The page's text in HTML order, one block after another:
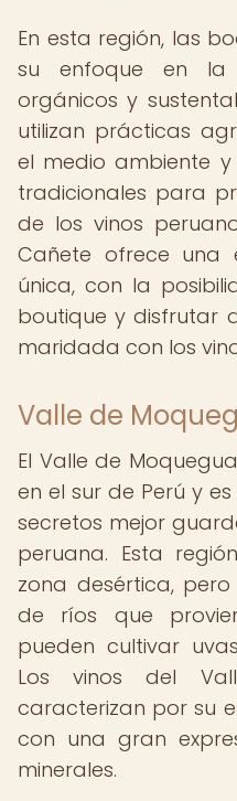
En esta región, las
su enfoque en la
orgánicos y
utilizan prácticas
el medio ambiente
tradicionales para
de los vinos
Cañete ofrece una
única, con la
boutique y disfrutar
maridada con los
Valle de
El Valle de
en el sur de Perú y
secretos mejor
peruana. Esta
zona desértica,
de ríos que
pueden cultivar
Los vinos del
caracterizan por su
con una gran
minerales.